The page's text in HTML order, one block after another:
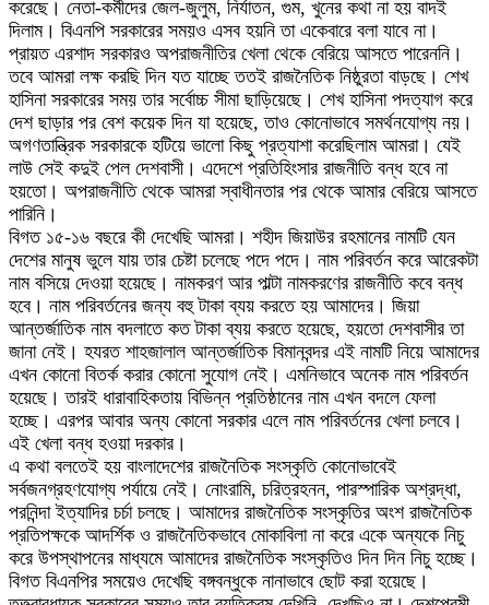
করেছে। নেতা-কর্মীদের জেল-জুলুম, নির্যাতন, গুম, খুনের কথা না হয় বাদই
দিলাম। বিএনপি সরকারের সময়ও এসব হয়নি তা একেবারে বলা যাবে না।
প্রায়ত এরশাদ সরকারও অপরাজনীতির খেলা থেকে বেরিয়ে আসতে পারেননি।
তবে আমরা লক্ষ করছি দিন যত যাচ্ছে ততই রাজনৈতিক নিষ্ঠুরতা বাড়ছে। শেখ
হাসিনা সরকারের সময় তার সর্বোচ্চ সীমা ছাড়িয়েছে। শেখ হাসিনা পদত্যাগ করে
দেশ ছাড়ার পর বেশ কয়েক দিন যা হয়েছে, তাও কোনোভাবে সমর্থনযোগ্য নয়।
অগণতান্ত্রিক সরকারকে হটিয়ে ভালো কিছু প্রত্যাশা করেছিলাম আমরা। যেই
লাউ সেই কদুই পেল দেশবাসী। এদেশে প্রতিহিংসার রাজনীতি বন্ধ হবে না
হয়তো। অপরাজনীতি থেকে আমরা স্বাধীনতার পর থেকে আমার বেরিয়ে আসতে
পারিনি।
বিগত ১৫-১৬ বছরে কী দেখেছি আমরা। শহীদ জিয়াউর রহমানের নামটি যেন
দেশের মানুষ ভুলে যায় তার চেষ্টা চলেছে পদে পদে। নাম পরিবর্তন করে আরেকটা
নাম বসিয়ে দেওয়া হয়েছে। নামকরণ আর পাল্টা নামকরণের রাজনীতি কবে বন্ধ
হবে। নাম পরিবর্তনের জন্য বহু টাকা ব্যয় করতে হয় আমাদের। জিয়া
আন্তর্জাতিক নাম বদলাতে কত টাকা ব্যয় করতে হয়েছে, হয়তো দেশবাসীর তা
জানা নেই। হযরত শাহজালাল আন্তর্জাতিক বিমানবন্দর এই নামটি নিয়ে আমাদের
এখন কোনো বিতর্ক করার কোনো সুযোগ নেই। এমনিভাবে অনেক নাম পরিবর্তন
হয়েছে। তারই ধারাবাহিকতায় বিভিন্ন প্রতিষ্ঠানের নাম এখন বদলে ফেলা
হচ্ছে। এরপর আবার অন্য কোনো সরকার এলে নাম পরিবর্তনের খেলা চলবে।
এই খেলা বন্ধ হওয়া দরকার।
এ কথা বলতেই হয় বাংলাদেশের রাজনৈতিক সংস্কৃতি কোনোভাবেই
সর্বজনগ্রহণযোগ্য পর্যায়ে নেই। নোংরামি, চরিত্রহনন, পারস্পারিক অশ্রদ্ধা,
পরনিন্দা ইত্যাদির চর্চা চলছে। আমাদের রাজনৈতিক সংস্কৃতির অংশ রাজনৈতিক
প্রতিপক্ষকে আদর্শিক ও রাজনৈতিকভাবে মোকাবিলা না করে একে অন্যকে নিচু
করে উপস্থাপনের মাধ্যমে আমাদের রাজনৈতিক সংস্কৃতিও দিন দিন নিচু হচ্ছে।
বিগত বিএনপির সময়েও দেখেছি বঙ্গবন্ধুকে নানাভাবে ছোট করা হয়েছে।